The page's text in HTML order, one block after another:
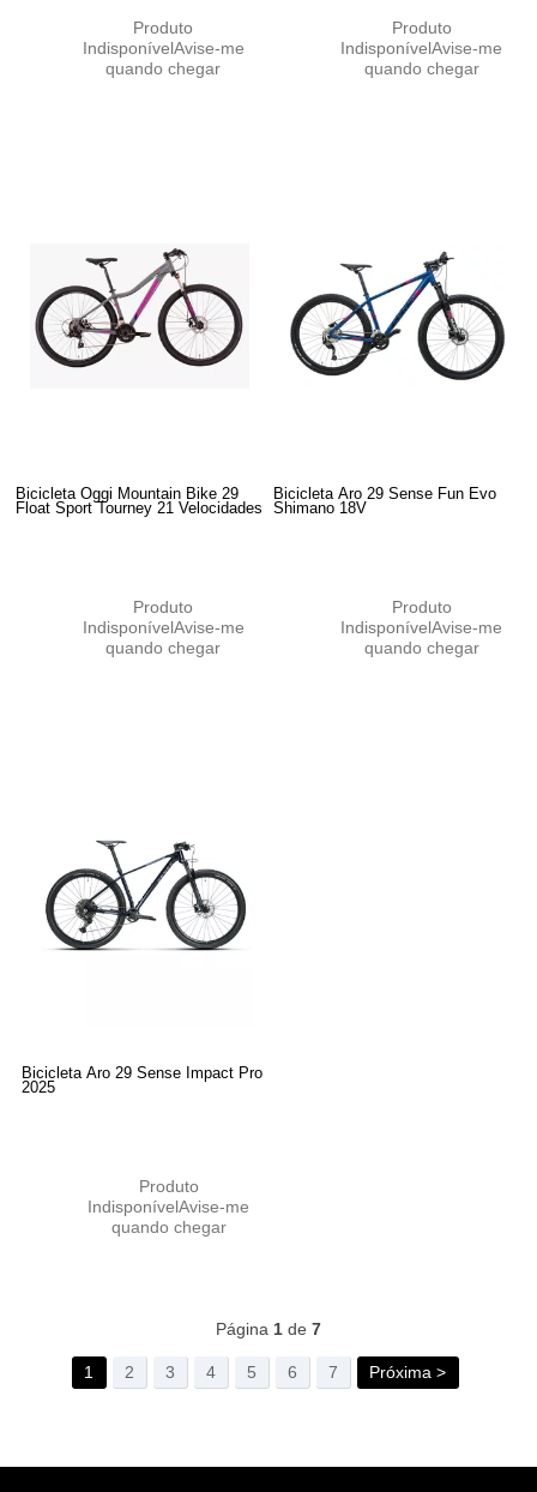
Produto
IndisponívelAvise-me
quando chegar
Produto
IndisponívelAvise-me
quando chegar
Bicicleta Oggi Mountain Bike 29
Float Sport Tourney 21 Velocidades
Produto
IndisponívelAvise-me
quando chegar
Bicicleta Aro 29 Sense Fun Evo
Shimano 18V
Produto
IndisponívelAvise-me
quando chegar
Bicicleta Aro 29 Sense Impact Pro
2025
Produto
IndisponívelAvise-me
quando chegar
Página 1de 7
1 2 3 4 5 6 7 Próxima >